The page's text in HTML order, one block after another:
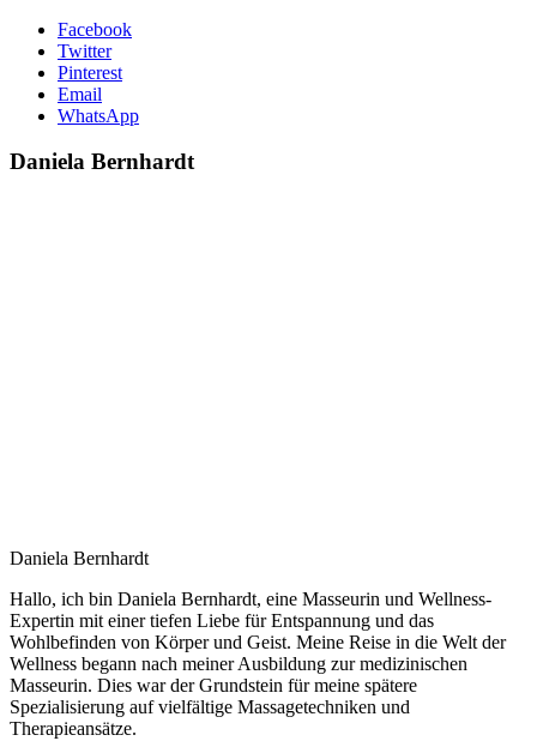
Facebook
Twitter
Pinterest
Email
WhatsApp
Daniela Bernhardt
Daniela Bernhardt
Hallo, ich bin Daniela Bernhardt, eine Masseurin und Wellness-
Expertin mit einer tiefen Liebe für Entspannung und das
Wohlbefinden von Körper und Geist. Meine Reise in die Welt der
Wellness begann nach meiner Ausbildung zur medizinischen
Masseurin. Dies war der Grundstein für meine spätere
Spezialisierung auf vielfältige Massagetechniken und
Therapieansätze.